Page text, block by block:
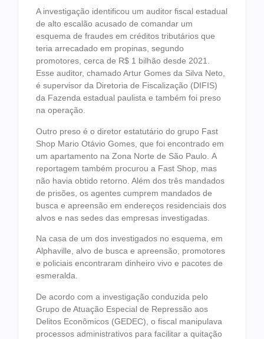
A investigação identificou um auditor fiscal estadual
de alto escalão acusado de comandar um
esquema de fraudes em créditos tributários que
teria arrecadado em propinas, segundo
promotores, cerca de R$ 1 bilhão desde 2021.
Esse auditor, chamado Artur Gomes da Silva Neto,
é supervisor da Diretoria de Fiscalização (DIFIS)
da Fazenda estadual paulista e também foi preso
na operação.
Outro preso é o diretor estatutário do grupo Fast
Shop Mario Otávio Gomes, que foi encontrado em
um apartamento na Zona Norte de São Paulo. A
reportagem também procurou a Fast Shop, mas
não havia obtido retorno. Além dos três mandados
de prisões, os agentes cumprem mandados de
busca e apreensão em endereços residenciais dos
alvos e nas sedes das empresas investigadas.
Na casa de um dos investigados no esquema, em
Alphaville, alvo de busca e apreensão, promotores
e policiais encontraram dinheiro vivo e pacotes de
esmeralda.
De acordo com a investigação conduzida pelo
Grupo de Atuação Especial de Repressão aos
Delitos Econômicos (GEDEC), o fiscal manipulava
processos administrativos para facilitar a quitação